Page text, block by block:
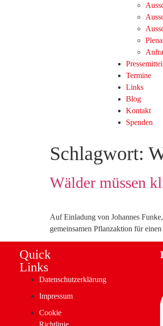
Termine
Links
Blog
Kontakt
Spenden
Schlagwort:
Wälder müssen
Auf Einladung von Johannes
gemeinsamen Pflanzaktion für
Quick
Links
Datenschutzerklärung
Impressum
Cookie
Richtlinie